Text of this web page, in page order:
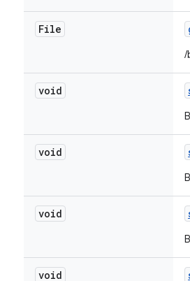
File
/
void
void
void
void